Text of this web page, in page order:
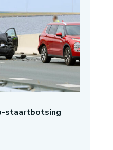
staartbotsing